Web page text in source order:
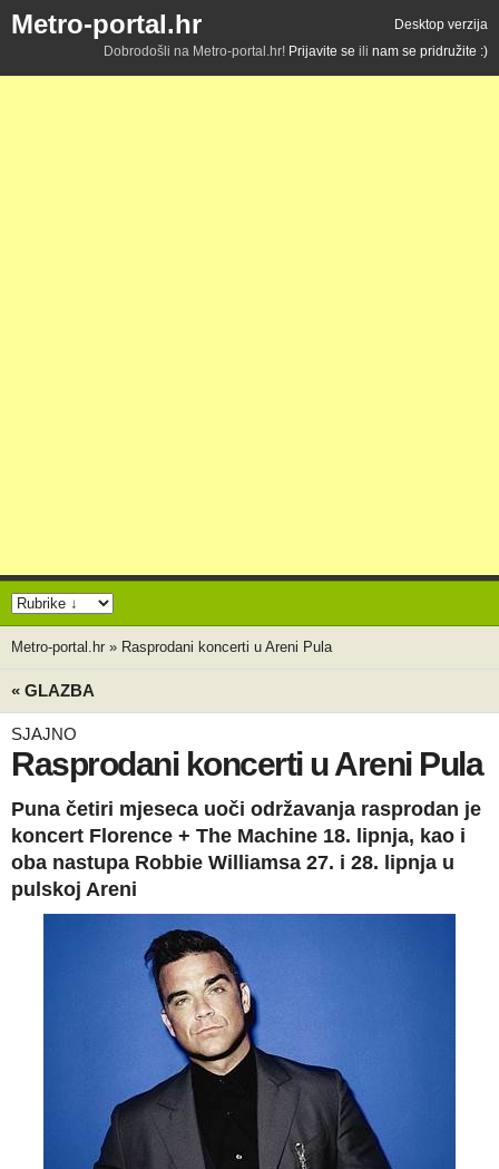
Metro-portal.hr
Desktop verzija
Dobrodošli na Metro-portal.hr! Prijavite se ili nam se pridružite :)
Metro-portal.hr » Rasprodani koncerti u Areni Pula
« GLAZBA
SJAJNO
Rasprodani koncerti u Areni Pula
Puna četiri mjeseca uoči održavanja rasprodan je
koncert Florence + The Machine 18. lipnja, kao i
oba nastupa Robbie Williamsa 27. i 28. lipnja u
pulskoj Areni